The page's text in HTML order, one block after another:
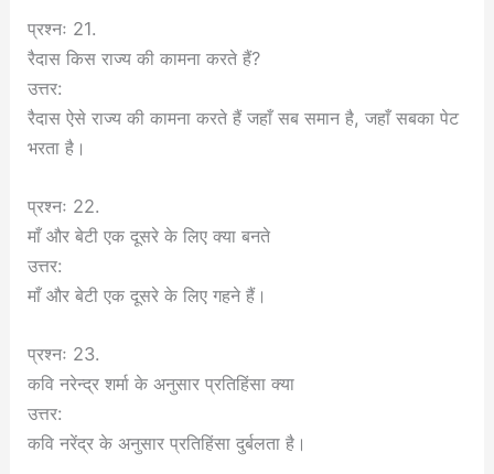
प्रश्नः 21.
रैदास किस राज्य की कामना करते हैं?
उत्तर:
रैदास ऐसे राज्य की कामना करते हैं जहाँ सब समान है, जहाँ सबका पेट
भरता है।
प्रश्नः 22.
माँ और बेटी एक दूसरे के लिए क्या बनते
उत्तर:
माँ और बेटी एक दूसरे के लिए गहने हैं।
प्रश्नः 23.
कवि नरेन्द्र शर्मा के अनुसार प्रतिहिंसा क्या
उत्तर:
कवि नरेंद्र के अनुसार प्रतिहिंसा दुर्बलता है।